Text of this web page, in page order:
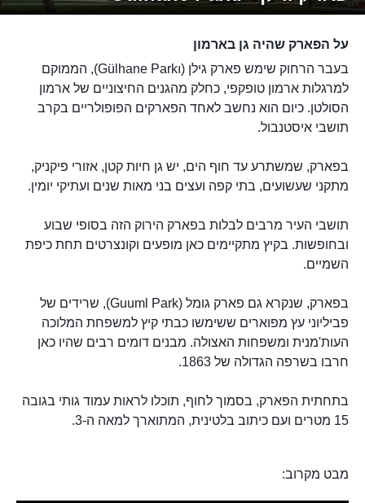
על הפארק שהיה גן בארמון
בעבר הרחוק שימש פארק גילן (Gülhane Parkı), הממוקם
למרגלות ארמון טופקפי, כחלק מהגנים החיצוניים של ארמון
הסולטן. כיום הוא נחשב לאחד הפארקים הפופולריים בקרב
תושבי איסטנבול.
בפארק, שמשתרע עד חוף הים, יש גן חיות קטן, אזורי פיקניק,
מתקני שעשועים, בתי קפה ועצים בני מאות שנים ועתיקי יומין.
תושבי העיר מרבים לבלות בפארק הירוק הזה בסופי שבוע
ובחופשות. בקיץ מתקיימים כאן מופעים וקונצרטים תחת כיפת
השמיים.
בפארק, שנקרא גם פארק גומל (Guuml Park), שרידים של
פביליוני עץ מפוארים ששימשו כבתי קיץ למשפחת המלוכה
העות'מנית ומשפחות האצולה. מבנים דומים רבים שהיו כאן
חרבו בשרפה הגדולה של 1863.
בתחתית הפארק, בסמוך לחוף, תוכלו לראות עמוד גותי בגובה
15 מטרים ועם כיתוב בלטינית, המתוארך למאה ה-3.
מבט מקרוב: